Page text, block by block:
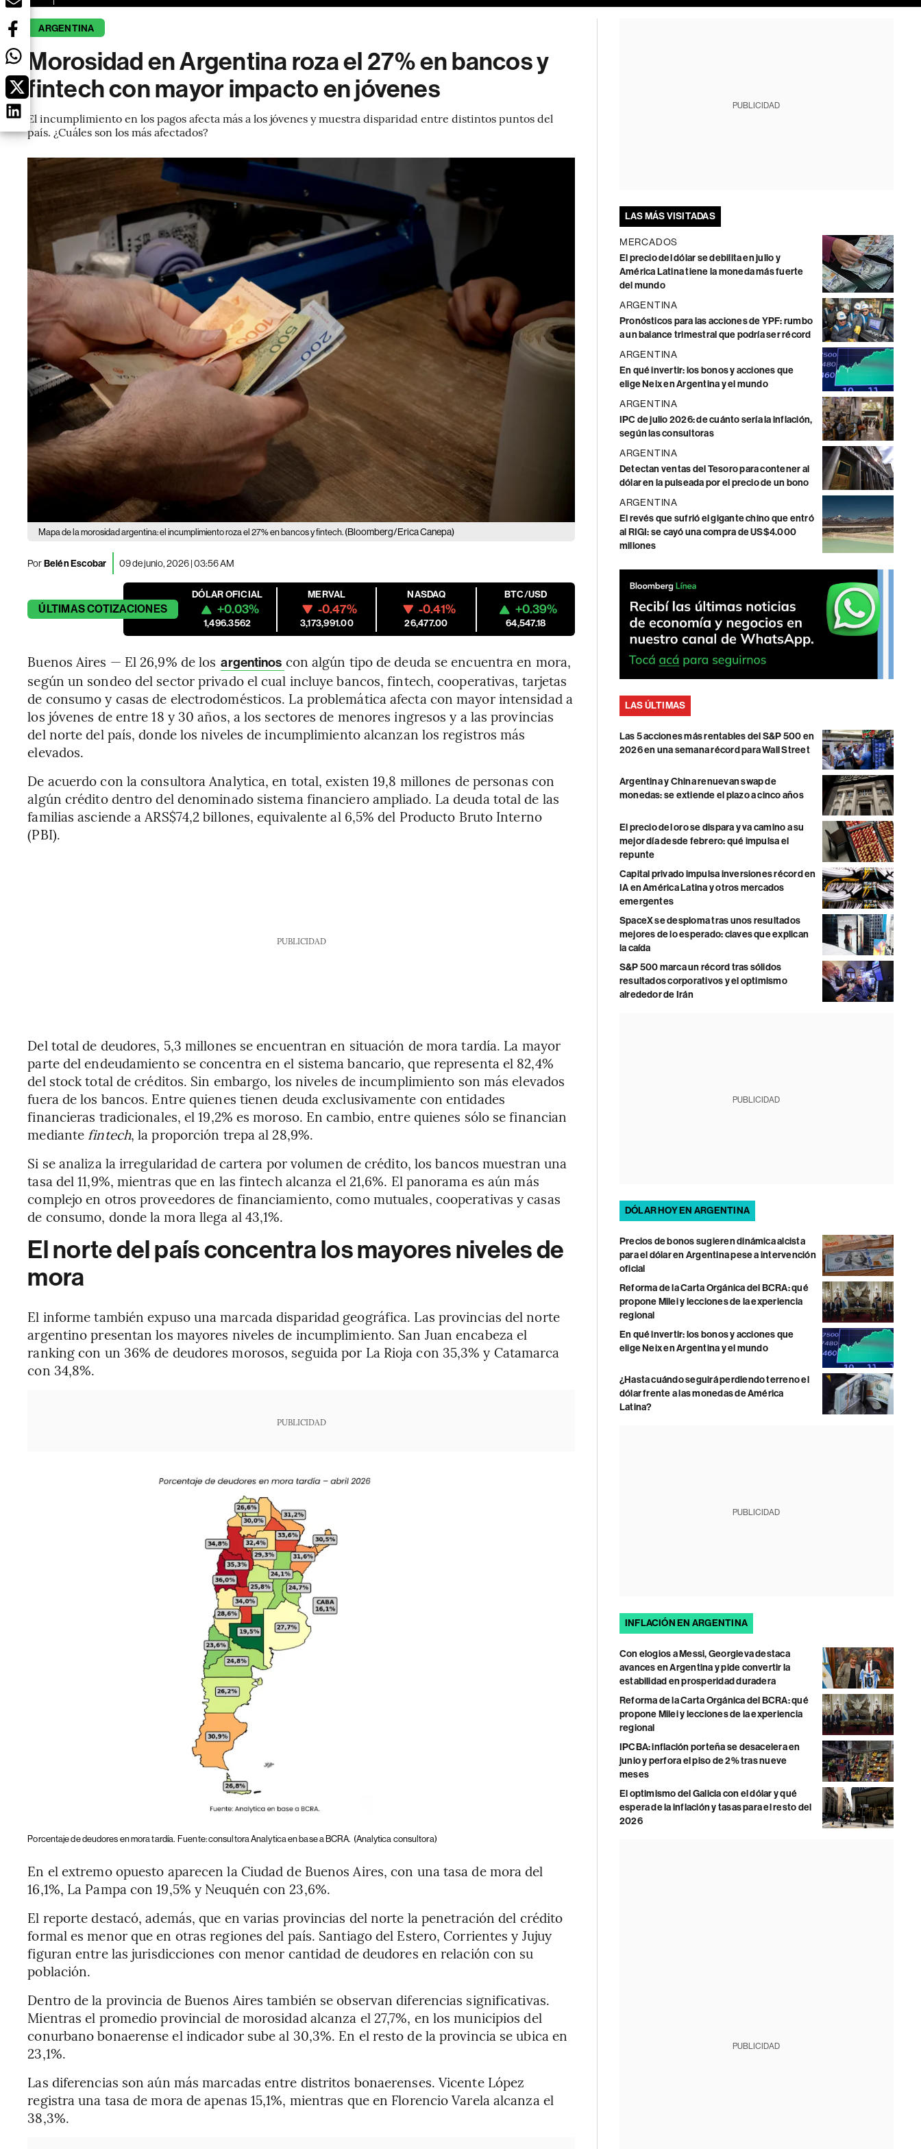
ARGENTINA
Morosidad en Argentina roza el 27% en bancos y
fintech con mayor impacto en jóvenes
El incumplimiento en los pagos afecta más a los jóvenes y muestra disparidad entre distintos puntos del
país. ¿Cuáles son los más afectados?
Mapa de la morosidad argentina: el incumplimiento roza el 27% en bancos y fintech. (Bloomberg/Erica Canepa)
PorBelén Escobar 09 de junio, 2026 | 03:56 AM
ÚLTIMASCOTIZACIONES
DÓLAR OFICIAL
+0.03%
1,496.3562
MERVAL
-0.47%
3,173,991.00
NASDAQ
-0.41%
26,477.00
BTC/USD
+0.39%
64,547.18
Buenos Aires — El 26,9% de los argentinos con algún tipo de deuda se encuentra en mora,
según un sondeo del sector privado el cual incluye bancos, fintech, cooperativas, tarjetas
de consumo y casas de electrodomésticos. La problemática afecta con mayor intensidad a
los jóvenes de entre 18 y 30 años, a los sectores de menores ingresos y a las provincias
del norte del país, donde los niveles de incumplimiento alcanzan los registros más
elevados.
De acuerdo con la consultora Analytica, en total, existen 19,8 millones de personas con
algún crédito dentro del denominado sistema financiero ampliado. La deuda total de las
familias asciende a ARS$74,2 billones, equivalente al 6,5% del Producto Bruto Interno
(PBI).
PUBLICIDAD
Del total de deudores, 5,3 millones se encuentran en situación de mora tardía. La mayor
parte del endeudamiento se concentra en el sistema bancario, que representa el 82,4%
del stock total de créditos. Sin embargo, los niveles de incumplimiento son más elevados
fuera de los bancos. Entre quienes tienen deuda exclusivamente con entidades
financieras tradicionales, el 19,2% es moroso. En cambio, entre quienes sólo se financian
mediante fintech, la proporción trepa al 28,9%.
Si se analiza la irregularidad de cartera por volumen de crédito, los bancos muestran una
tasa del 11,9%, mientras que en las fintech alcanza el 21,6%. El panorama es aún más
complejo en otros proveedores de financiamiento, como mutuales, cooperativas y casas
de consumo, donde la mora llega al 43,1%.
El norte del país concentra los mayores niveles de
mora
El informe también expuso una marcada disparidad geográfica. Las provincias del norte
argentino presentan los mayores niveles de incumplimiento. San Juan encabeza el
ranking con un 36% de deudores morosos, seguida por La Rioja con 35,3% y Catamarca
con 34,8%.
PUBLICIDAD
Porcentaje de deudores en mora tardía. Fuente: consultora Analytica en base a BCRA. (Analytica consultora)
En el extremo opuesto aparecen la Ciudad de Buenos Aires, con una tasa de mora del
16,1%, La Pampa con 19,5% y Neuquén con 23,6%.
El reporte destacó, además, que en varias provincias del norte la penetración del crédito
formal es menor que en otras regiones del país. Santiago del Estero, Corrientes y Jujuy
figuran entre las jurisdicciones con menor cantidad de deudores en relación con su
población.
Dentro de la provincia de Buenos Aires también se observan diferencias significativas.
Mientras el promedio provincial de morosidad alcanza el 27,7%, en los municipios del
conurbano bonaerense el indicador sube al 30,3%. En el resto de la provincia se ubica en
23,1%.
Las diferencias son aún más marcadas entre distritos bonaerenses. Vicente López
registra una tasa de mora de apenas 15,1%, mientras que en Florencio Varela alcanza el
38,3%.
PUBLICIDAD
LAS MÁS VISITADAS
MERCADOS
El precio del dólar se debilita en julio y
América Latina tiene la moneda más fuerte
del mundo
ARGENTINA
Pronósticos para las acciones de YPF: rumbo
a un balance trimestral que podría ser récord
ARGENTINA
En qué invertir: los bonos y acciones que
elige Neix en Argentina y el mundo
ARGENTINA
IPC de julio 2026: de cuánto sería la inflación,
según las consultoras
ARGENTINA
Detectan ventas del Tesoro para contener al
dólar en la pulseada por el precio de un bono
ARGENTINA
El revés que sufrió el gigante chino que entró
al RIGI: se cayó una compra de US$4.000
millones
LAS ÚLTIMAS
Las 5 acciones más rentables del S&P 500 en
2026 en una semana récord para Wall Street
Argentina y China renuevan swap de
monedas: se extiende el plazo a cinco años
El precio del oro se dispara y va camino a su
mejor día desde febrero: qué impulsa el
repunte
Capital privado impulsa inversiones récord en
IA en América Latina y otros mercados
emergentes
SpaceX se desploma tras unos resultados
mejores de lo esperado: claves que explican
la caída
S&P 500 marca un récord tras sólidos
resultados corporativos y el optimismo
alrededor de Irán
PUBLICIDAD
DÓLAR HOY EN ARGENTINA
Precios de bonos sugieren dinámica alcista
para el dólar en Argentina pese a intervención
oficial
Reforma de la Carta Orgánica del BCRA: qué
propone Milei y lecciones de la experiencia
regional
En qué invertir: los bonos y acciones que
elige Neix en Argentina y el mundo
¿Hasta cuándo seguirá perdiendo terreno el
dólar frente a las monedas de América
Latina?
PUBLICIDAD
INFLACIÓN EN ARGENTINA
Con elogios a Messi, Georgieva destaca
avances en Argentina y pide convertir la
estabilidad en prosperidad duradera
Reforma de la Carta Orgánica del BCRA: qué
propone Milei y lecciones de la experiencia
regional
IPCBA: inflación porteña se desacelera en
junio y perfora el piso de 2% tras nueve
meses
El optimismo del Galicia con el dólar y qué
espera de la inflación y tasas para el resto del
2026
PUBLICIDAD